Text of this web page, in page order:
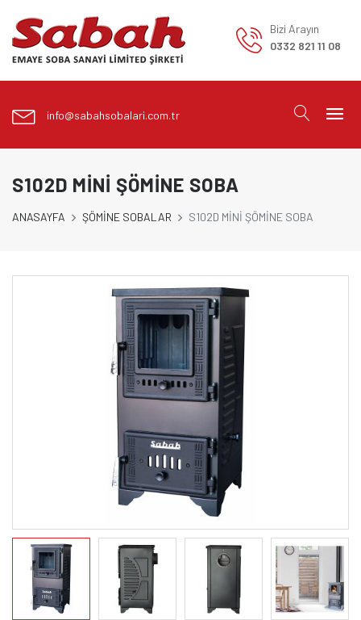
Bizi Arayın
0332 821 11 08
info@sabahsobalari.com.tr
S102D MİNİ ŞÖMİNE SOBA
ANASAYFA ŞÖMİNE SOBALAR S102D MİNİ ŞÖMİNE SOBA